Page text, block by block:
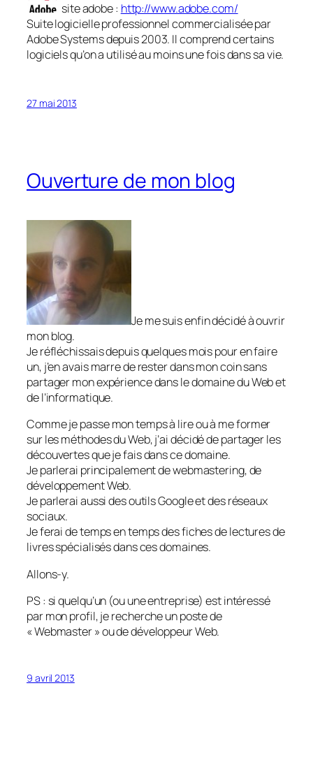
site adobe : http://www.adobe.com/
Suite logicielle professionnel commercialisée par
Adobe Systems depuis 2003. Il comprend certains
logiciels qu’on a utilisé au moins une fois dans sa vie.
27 mai 2013
Ouverture de mon blog
Je me suis enfin décidé à ouvrir
mon blog.
Je réfléchissais depuis quelques mois pour en faire
un, j’en avais marre de rester dans mon coin sans
partager mon expérience dans le domaine du Web et
de l’informatique.
Comme je passe mon temps à lire ou à me former
sur les méthodes du Web, j’ai décidé de partager les
découvertes que je fais dans ce domaine.
Je parlerai principalement de webmastering, de
développement Web.
Je parlerai aussi des outils Google et des réseaux
sociaux.
Je ferai de temps en temps des fiches de lectures de
livres spécialisés dans ces domaines.
Allons-y.
PS : si quelqu’un (ou une entreprise) est intéressé
par mon profil, je recherche un poste de
« Webmaster » ou de développeur Web.
9 avril 2013